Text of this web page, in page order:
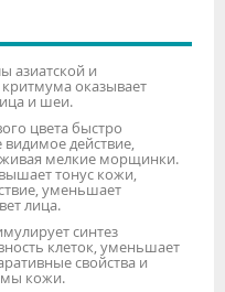
азиатской и
оказывает
и шеи.
цвета быстро
видимое действие,
мелкие морщинки.
тонус кожи,
уменьшает
лица.
синтез
клеток, уменьшает
свойства и
кожи.